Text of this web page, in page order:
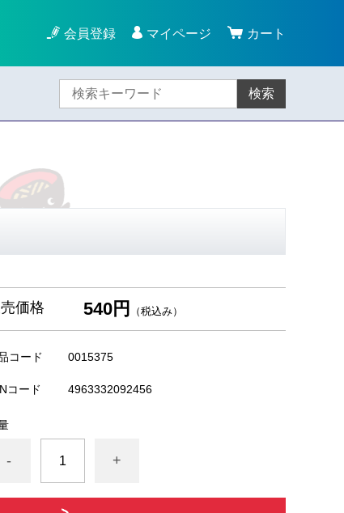
会員登録 マイページ カート
検索
価格 540円 （税込み）
コード 0015375
コード 4963332092456
- +